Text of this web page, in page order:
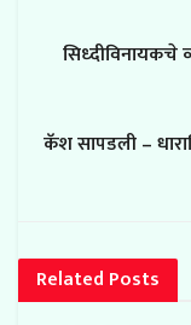
सिध्दीविनायकचे
कॅश सापडली –
Related Posts